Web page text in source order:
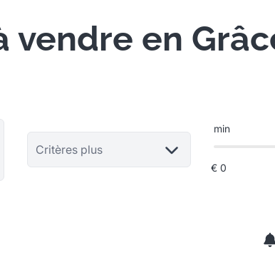
vendre en
Critères plus
min